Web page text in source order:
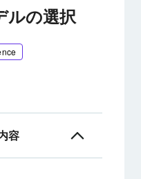
ルの選択
容